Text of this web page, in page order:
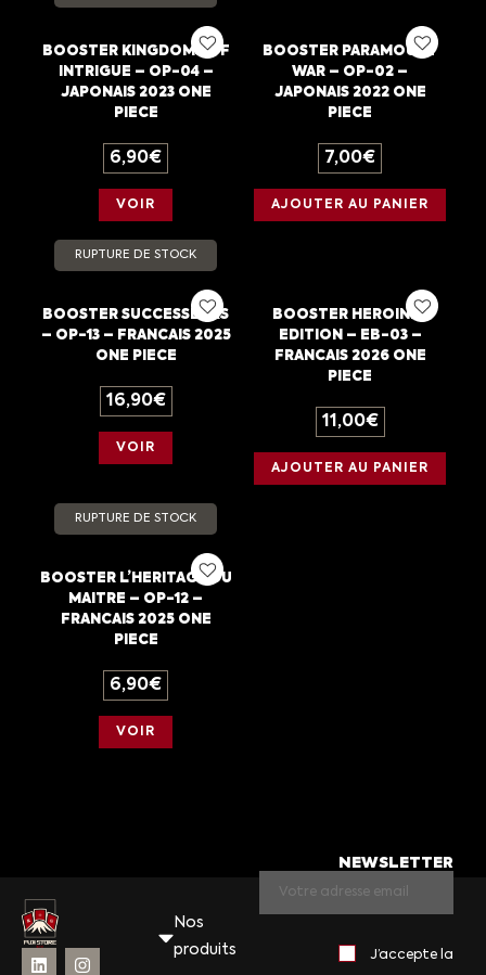
BOOSTER KINGDOMS OF
INTRIGUE – OP-04 –
JAPONAIS 2023 ONE
PIECE
6,90€
VOIR
BOOSTER PARAMOUNT
WAR – OP-02 –
JAPONAIS 2022 ONE
PIECE
7,00€
AJOUTER AU PANIER
RUPTURE DE STOCK
BOOSTER SUCCESSEURS
– OP-13 – FRANCAIS 2025
ONE PIECE
16,90€
VOIR
BOOSTER HEROINES
EDITION – EB-03 –
FRANCAIS 2026 ONE
PIECE
11,00€
AJOUTER AU PANIER
RUPTURE DE STOCK
BOOSTER L’HERITAGE DU
MAITRE – OP-12 –
FRANCAIS 2025 ONE
PIECE
6,90€
VOIR
Nos
produits
NEWSLETTER
J’accepte la